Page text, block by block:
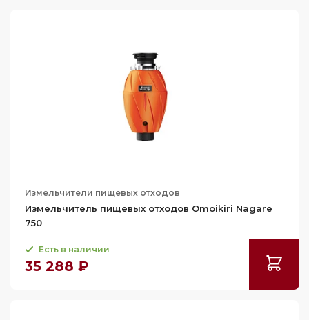
Измельчители пищевых отходов
Измельчитель пищевых отходов Omoikiri Nagare
750
Есть в наличии
35 288 ₽